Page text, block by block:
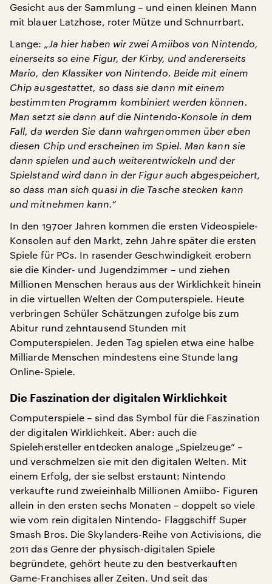
Gesicht aus der Sammlung – und einen kleinen Mann
mit blauer Latzhose, roter Mütze und Schnurrbart.
Lange:
„Ja hier haben wir zwei Amiibos von Nintendo,
einerseits so eine Figur, der Kirby, und andererseits
Mario, den Klassiker von Nintendo. Beide mit einem
Chip ausgestattet, so dass sie dann mit einem
bestimmten Programm kombiniert werden können.
Man setzt sie dann auf die Nintendo-Konsole in dem
Fall, da werden Sie dann wahrgenommen über eben
diesen Chip und erscheinen im Spiel. Man kann sie
dann spielen und auch weiterentwickeln und der
Spielstand wird dann in der Figur auch abgespeichert,
so dass man sich quasi in die Tasche stecken kann
und mitnehmen kann.“
In den 1970er Jahren kommen die ersten Videospiele-
Konsolen auf den Markt, zehn Jahre später die ersten
Spiele für PCs. In rasender Geschwindigkeit erobern
sie die Kinder- und Jugendzimmer – und ziehen
Millionen Menschen heraus aus der Wirklichkeit hinein
in die virtuellen Welten der Computerspiele. Heute
verbringen Schüler Schätzungen zufolge bis zum
Abitur rund zehntausend Stunden mit
Computerspielen. Jeden Tag spielen etwa eine halbe
Milliarde Menschen mindestens eine Stunde lang
Online-Spiele.
Die Faszination der digitalen Wirklichkeit
Computerspiele – sind das Symbol für die Faszination
der digitalen Wirklichkeit. Aber: auch die
Spielehersteller entdecken analoge „Spielzeuge“ –
und verschmelzen sie mit den digitalen Welten. Mit
einem Erfolg, der sie selbst erstaunt: Nintendo
verkaufte rund zweieinhalb Millionen Amiibo- Figuren
allein in den ersten sechs Monaten – doppelt so viele
wie vom rein digitalen Nintendo- Flaggschiff Super
Smash Bros. Die Skylanders-Reihe von Activisions, die
2011 das Genre der physisch-digitalen Spiele
begründete, gehört heute zu den bestverkauften
Game-Franchises aller Zeiten. Und seit das